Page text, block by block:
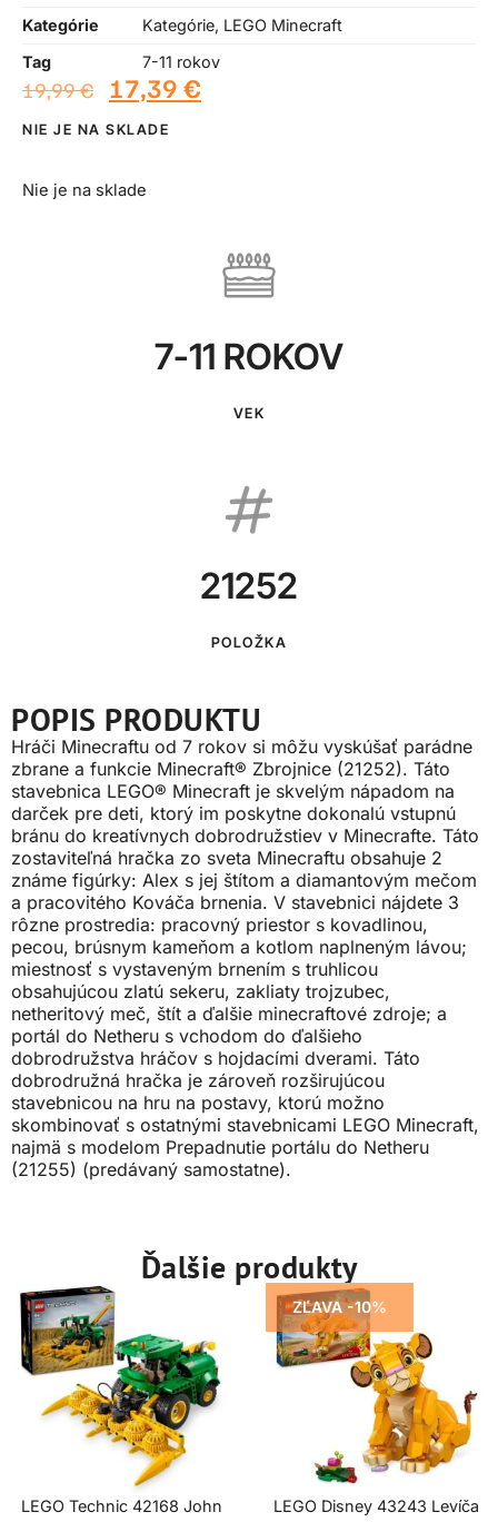
Kategórie
Kategórie, LEGO Minecraft
Tag
7-11 rokov
19,99€ 17,39 €
NIE JE NA SKLADE
Nie je na sklade
7-11 ROKOV
VEK
21252
POLOŽKA
POPIS PRODUKTU
Hráči Minecraftu od 7 rokov si môžu vyskúšať parádne
zbrane a funkcie Minecraft® Zbrojnice (21252). Táto
stavebnica LEGO® Minecraft je skvelým nápadom na
darček pre deti, ktorý im poskytne dokonalú vstupnú
bránu do kreatívnych dobrodružstiev v Minecrafte. Táto
zostaviteľná hračka zo sveta Minecraftu obsahuje 2
známe figúrky: Alex s jej štítom a diamantovým mečom
a pracovitého Kováča brnenia. V stavebnici nájdete 3
rôzne prostredia: pracovný priestor s kovadlinou,
pecou, brúsnym kameňom a kotlom naplneným lávou;
miestnosť s vystaveným brnením s truhlicou
obsahujúcou zlatú sekeru, zakliaty trojzubec,
netheritový meč, štít a ďalšie minecraftové zdroje; a
portál do Netheru s vchodom do ďalšieho
dobrodružstva hráčov s hojdacími dverami. Táto
dobrodružná hračka je zároveň rozširujúcou
stavebnicou na hru na postavy, ktorú možno
skombinovať s ostatnými stavebnicami LEGO Minecraft,
najmä s modelom Prepadnutie portálu do Netheru
(21255) (predávaný samostatne).
Ďalšie produkty
LEGO Technic 42168 John
ZĽAVA -10%
LEGO Disney 43243 Levíča